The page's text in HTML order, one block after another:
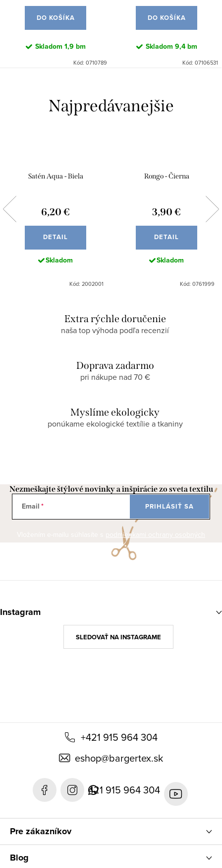
DO KOŠÍKA
Skladom 1,9 bm
Kód: 0710789
DO KOŠÍKA
Skladom 9,4 bm
Kód: 07106531
Najpredávanejšie
Satén Aqua - Biela
6,20 €
DETAIL
Skladom
Kód: 2002001
Rongo - Čierna
3,90 €
DETAIL
Skladom
Kód: 0761999
Extra rýchle doručenie
naša top výhoda podľa recenzií
Doprava zadarmo
pri nákupe nad 70 €
Myslíme ekologicky
ponúkame ekologické textílie a tkaniny
Nezmeškajte štýlové novinky a inšpirácie zo sveta textilu
Email
podmienkami ochrany osobných
údajov
PRIHLÁSIŤ SA
á
+421 915 964 304
eshop@bargertex.sk
421 915 964 304
Instagram
SLEDOVAŤ NA INSTAGRAME
Pre zákazníkov
Blog